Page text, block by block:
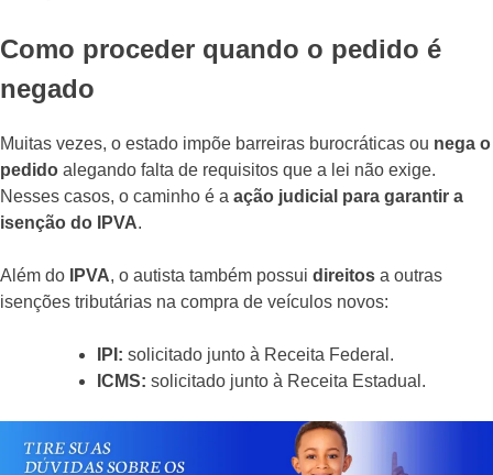
Como proceder quando o pedido é
negado
Muitas vezes, o estado impõe barreiras burocráticas ou nega o
pedido alegando falta de requisitos que a lei não exige.
Nesses casos, o caminho é a ação judicial para garantir a
isenção do IPVA.
Além do IPVA, o autista também possui direitos a outras
isenções tributárias na compra de veículos novos:
IPI: solicitado junto à Receita Federal.
ICMS: solicitado junto à Receita Estadual.